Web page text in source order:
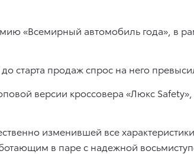
«Всемирный автомобиль года», в
старта продаж спрос на него
версии кроссовера «Люкс
изменившей все
в паре с надежной